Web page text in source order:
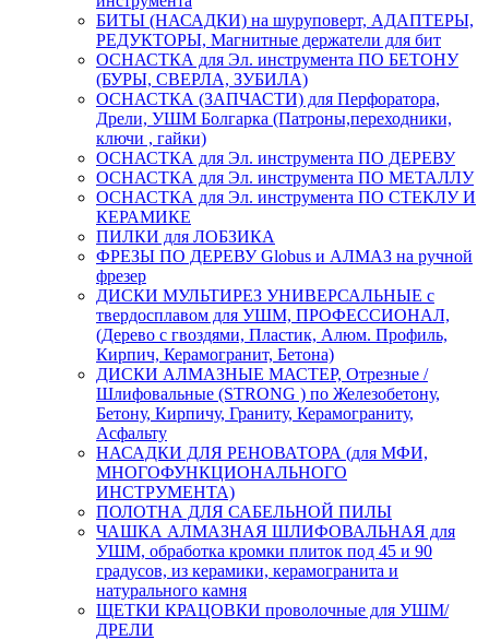
БИТЫ (НАСАДКИ) на шуруповерт, АДАПТЕРЫ,
РЕДУКТОРЫ, Магнитные держатели для бит
ОСНАСТКА для Эл. инструмента ПО БЕТОНУ
(БУРЫ, СВЕРЛА, ЗУБИЛА)
ОСНАСТКА (ЗАПЧАСТИ) для Перфоратора,
Дрели, УШМ Болгарка (Патроны,переходники,
ключи , гайки)
ОСНАСТКА для Эл. инструмента ПО ДЕРЕВУ
ОСНАСТКА для Эл. инструмента ПО МЕТАЛЛУ
ОСНАСТКА для Эл. инструмента ПО СТЕКЛУ И
КЕРАМИКЕ
ПИЛКИ для ЛОБЗИКА
ФРЕЗЫ ПО ДЕРЕВУ Globus и АЛМАЗ на ручной
фрезер
ДИСКИ МУЛЬТИРЕЗ УНИВЕРСАЛЬНЫЕ с
твердосплавом для УШМ, ПРОФЕССИОНАЛ,
(Дерево с гвоздями, Пластик, Алюм. Профиль,
Кирпич, Керамогранит, Бетона)
ДИСКИ АЛМАЗНЫЕ МАСТЕР, Отрезные /
Шлифовальные (STRONG ) по Железобетону,
Бетону, Кирпичу, Граниту, Керамограниту,
Асфальту
НАСАДКИ ДЛЯ РЕНОВАТОРА (для МФИ,
МНОГОФУНКЦИОНАЛЬНОГО
ИНСТРУМЕНТА)
ПОЛОТНА ДЛЯ САБЕЛЬНОЙ ПИЛЫ
ЧАШКА АЛМАЗНАЯ ШЛИФОВАЛЬНАЯ для
УШМ, обработка кромки плиток под 45 и 90
градусов, из керамики, керамогранита и
натурального камня
ЩЕТКИ КРАЦОВКИ проволочные для УШМ/
ДРЕЛИ